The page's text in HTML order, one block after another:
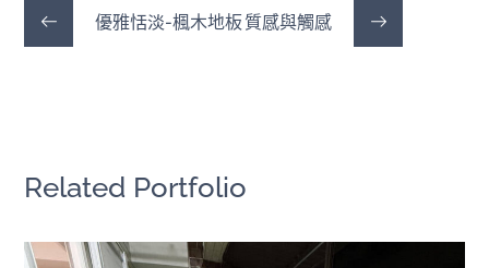
優雅恬淡-楓木地板 質感與觸感
Related Portfolio